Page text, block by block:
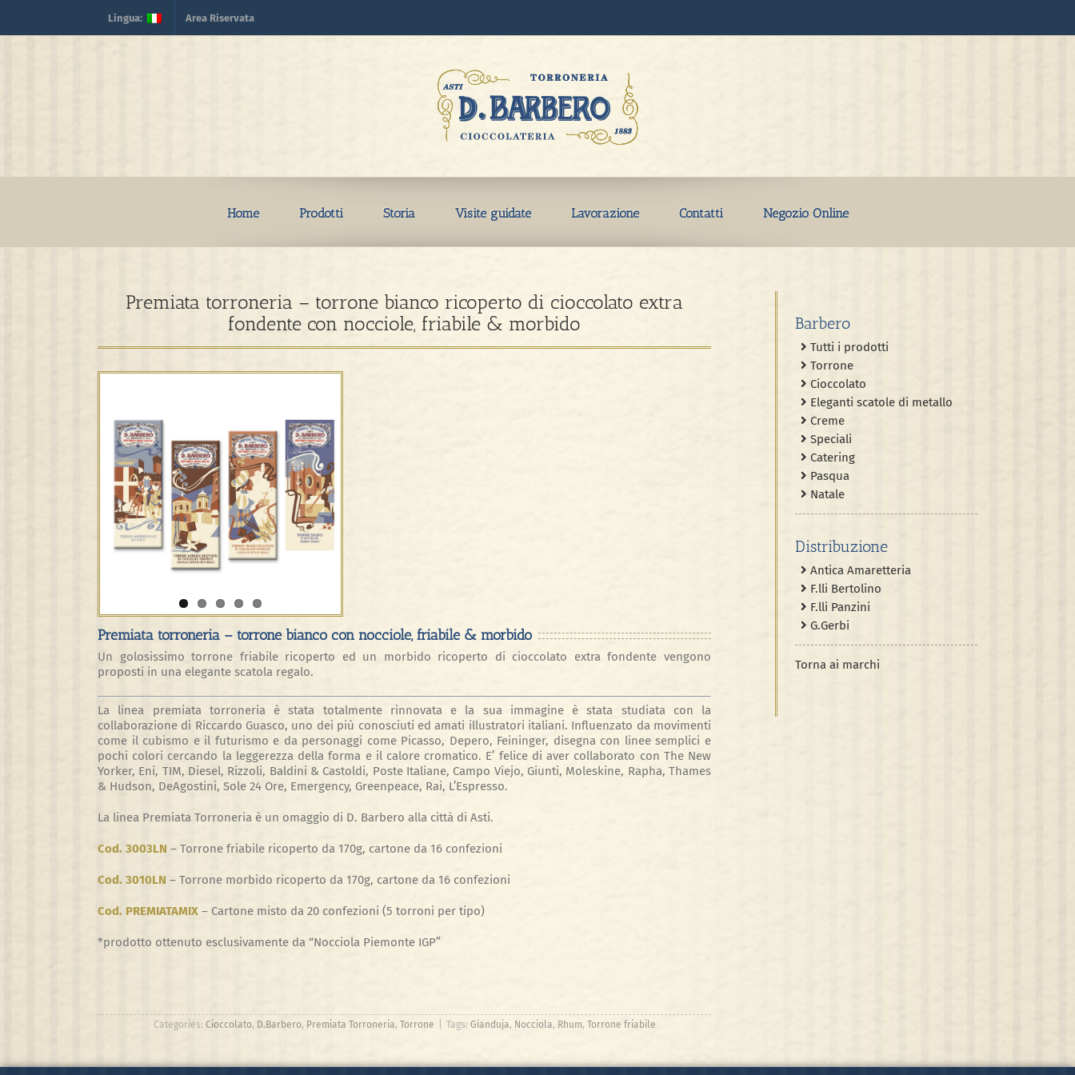
content
Lingua: Area Riservata
Home Prodotti Storia Visite guidate Lavorazione Contatti Negozio Online
Premiata torroneria – torrone bianco ricoperto di cioccolato extra
fondente con nocciole, friabile & morbido
Premiata torroneria – torrone bianco con nocciole, friabile & morbido
Un golosissimo torrone friabile ricoperto ed un morbido ricoperto di cioccolato extra fondente vengono
proposti in una elegante scatola regalo.
La linea premiata torroneria è stata totalmente rinnovata e la sua immagine è stata studiata con la
collaborazione di Riccardo Guasco, uno dei più conosciuti ed amati illustratori italiani. Influenzato da movimenti
come il cubismo e il futurismo e da personaggi come Picasso, Depero, Feininger, disegna con linee semplici e
pochi colori cercando la leggerezza della forma e il calore cromatico. E’ felice di aver collaborato con The New
Yorker, Eni, TIM, Diesel, Rizzoli, Baldini & Castoldi, Poste Italiane, Campo Viejo, Giunti, Moleskine, Rapha, Thames
& Hudson, DeAgostini, Sole 24 Ore, Emergency, Greenpeace, Rai, L’Espresso.
La linea Premiata Torroneria è un omaggio di D. Barbero alla città di Asti.
Cod. 3003LN – Torrone friabile ricoperto da 170g, cartone da 16 confezioni
Cod. 3010LN – Torrone morbido ricoperto da 170g, cartone da 16 confezioni
Cod. PREMIATAMIX – Cartone misto da 20 confezioni (5 torroni per tipo)
*prodotto ottenuto esclusivamente da “Nocciola Piemonte IGP”
Categories: Cioccolato, D.Barbero, Premiata Torroneria, Torrone Tags: Gianduja, Nocciola, Rhum, Torrone friabile
Barbero
Tutti i prodotti
Torrone
Cioccolato
Eleganti scatole di metallo
Creme
Speciali
Catering
Pasqua
Natale
Distribuzione
Antica Amaretteria
F.lli Bertolino
F.lli Panzini
G.Gerbi
Torna ai marchi